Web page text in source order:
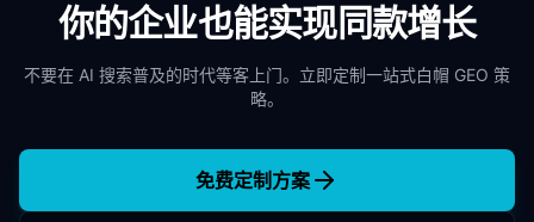
你的企业也能实现同款增长
不要在 AI 搜索普及的时代等客上门。立即定制一站式白帽 GEO 策
略。
免费定制方案